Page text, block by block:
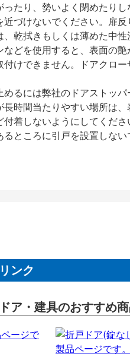
たり、勢いよく閉めたりし
づけないでください。扉反
乾拭きもしくは薄めた中性
どを使用すると、表面の艶
けできません。ドアクロ
るには弊社のドアストッパ
時間当たりやすい場所は
着しないようにしてくださ
ところに引戸を設置しな
ンク
ア・建具のおすすめ